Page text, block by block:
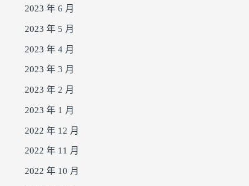
2023 年 6 月
2023 年 5 月
2023 年 4 月
2023 年 3 月
2023 年 2 月
2023 年 1 月
2022 年 12 月
2022 年 11 月
2022 年 10 月